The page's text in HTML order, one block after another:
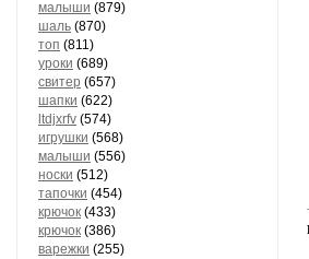
малыши (879)
шаль (870)
топ (811)
уроки (689)
свитер (657)
шапки (622)
ltdjxrfv (574)
игрушки (568)
малыши (556)
носки (512)
тапочки (454)
крючок (433)
крючок (386)
варежки (255)